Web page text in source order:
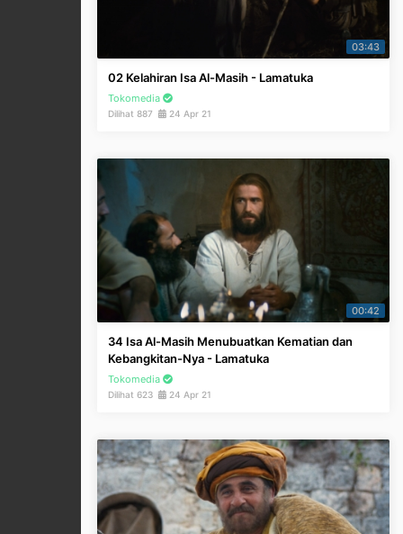
03:43
02 Kelahiran Isa Al-Masih - Lamatuka
Tokomedia
Dilihat 887 24 Apr 21
00:42
34 Isa Al-Masih Menubuatkan Kematian dan
Kebangkitan-Nya - Lamatuka
Tokomedia
Dilihat 623 24 Apr 21